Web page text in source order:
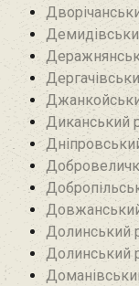
Диканський
Долинський
Долинський